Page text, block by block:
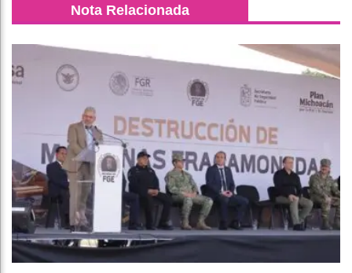
Nota Relacionada